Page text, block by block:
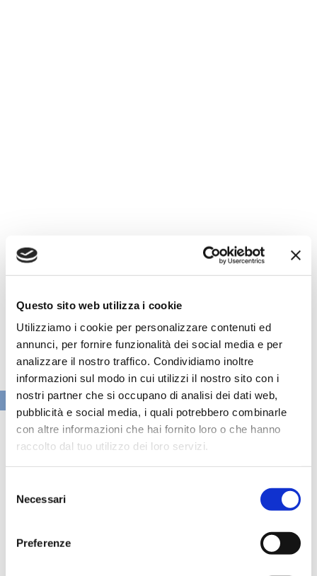
Questo sito web utilizza i cookie
Utilizziamo i cookie per personalizzare contenuti ed
annunci, per fornire funzionalità dei social media e per
analizzare il nostro traffico. Condividiamo inoltre
informazioni sul modo in cui utilizzi il nostro sito con i
nostri partner che si occupano di analisi dei dati web,
pubblicità e social media, i quali potrebbero combinarle
con altre informazioni che hai fornito loro o che hanno
raccolto dal tuo utilizzo dei loro servizi.
delNecessari
Preferenze
VAI ALLA SEZIONE BANCHE NEWS